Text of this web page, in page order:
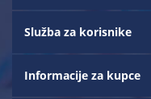
Služba za korisnike
Informacije za kupce